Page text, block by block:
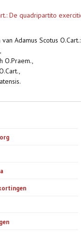
De quadripartito
Adamus Scotus O.Cart.:
O.Praem.,